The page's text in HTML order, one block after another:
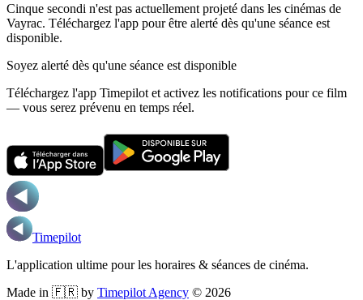
Cinque secondi n'est pas actuellement projeté dans les cinémas de
Vayrac. Téléchargez l'app pour être alerté dès qu'une séance est
disponible.
Soyez alerté dès qu'une séance est disponible
Téléchargez l'app Timepilot et activez les notifications pour ce film
— vous serez prévenu en temps réel.
Timepilot
L'application ultime pour les horaires & séances de cinéma.
Made in 🇫🇷 by Timepilot Agency © 2026